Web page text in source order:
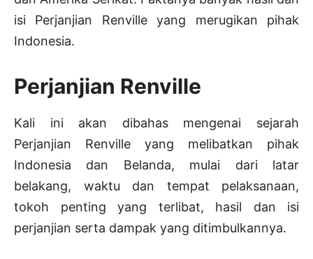
isi Perjanjian Renville yang merugikan pihak
Indonesia.
Perjanjian Renville
Kali ini akan dibahas mengenai sejarah
Perjanjian Renville yang melibatkan pihak
Indonesia dan Belanda, mulai dari latar
belakang, waktu dan tempat pelaksanaan,
tokoh penting yang terlibat, hasil dan isi
perjanjian serta dampak yang ditimbulkannya.